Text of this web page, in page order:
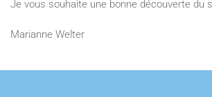
Je vous souhaite une bonne découverte du
Marianne Welter